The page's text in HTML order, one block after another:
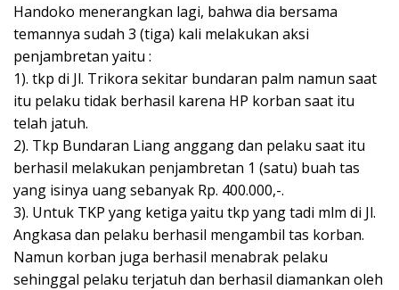
Handoko menerangkan lagi, bahwa dia bersama
temannya sudah 3 (tiga) kali melakukan aksi
penjambretan yaitu :
1). tkp di Jl. Trikora sekitar bundaran palm namun saat
itu pelaku tidak berhasil karena HP korban saat itu
telah jatuh.
2). Tkp Bundaran Liang anggang dan pelaku saat itu
berhasil melakukan penjambretan 1 (satu) buah tas
yang isinya uang sebanyak Rp. 400.000,-.
3). Untuk TKP yang ketiga yaitu tkp yang tadi mlm di Jl.
Angkasa dan pelaku berhasil mengambil tas korban.
Namun korban juga berhasil menabrak pelaku
sehinggal pelaku terjatuh dan berhasil diamankan oleh